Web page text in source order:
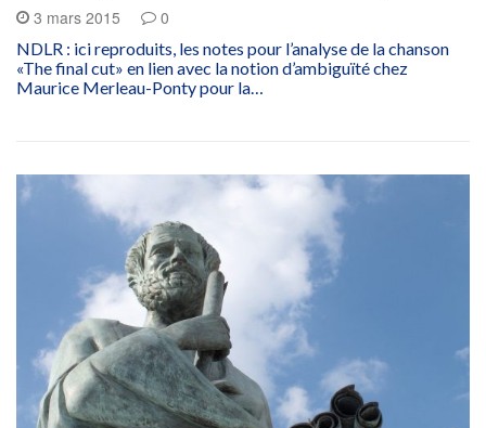
3 mars 2015 0
NDLR : ici reproduits, les notes pour l’analyse de la chanson
«The final cut» en lien avec la notion d’ambiguïté chez
Maurice Merleau-Ponty pour la…